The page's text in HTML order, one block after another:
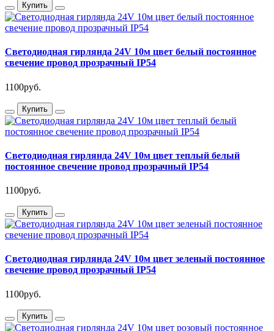
Купить
Светодиодная гирлянда 24V 10м цвет белый постоянное
свечение провод прозрачный IP54
1100руб.
Купить
Светодиодная гирлянда 24V 10м цвет теплый белый
постоянное свечение провод прозрачный IP54
1100руб.
Купить
Светодиодная гирлянда 24V 10м цвет зеленый постоянное
свечение провод прозрачный IP54
1100руб.
Купить